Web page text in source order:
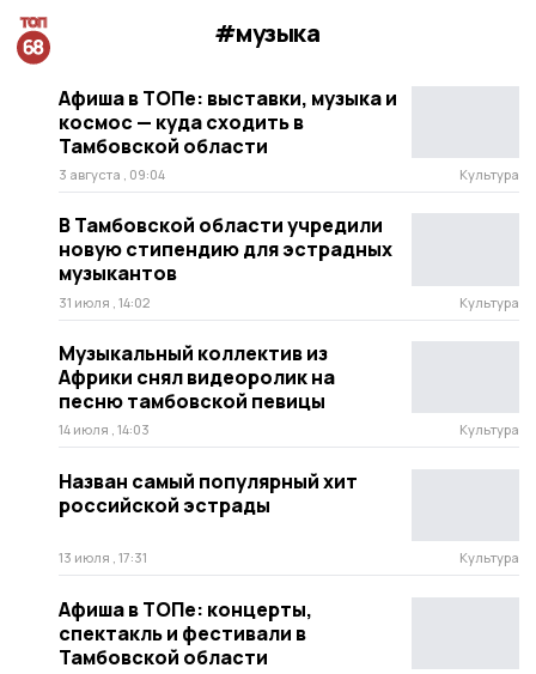
#музыка
Афиша в ТОПе: выставки, музыка и
космос — куда сходить в
Тамбовской области
3 августа , 09:04 Культура
В Тамбовской области учредили
новую стипендию для эстрадных
музыкантов
31 июля , 14:02 Культура
Музыкальный коллектив из
Африки снял видеоролик на
песню тамбовской певицы
14 июля , 14:03 Культура
Назван самый популярный хит
российской эстрады
13 июля , 17:31 Культура
Афиша в ТОПе: концерты,
спектакль и фестивали в
Тамбовской области